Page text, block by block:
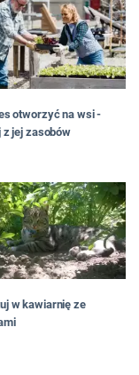
otworzyć na wsi -
z jej zasobów
w kawiarnię ze